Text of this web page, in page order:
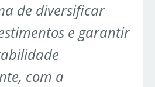
de diversificar
e garantir
com a